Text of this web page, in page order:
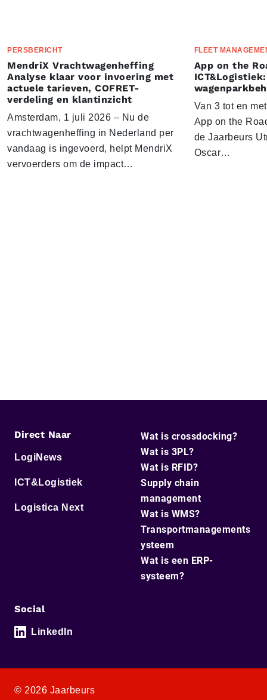
PERSBERICHT
MendriX Vrachtwagenheffing
Analyse klaar voor invoering met
actuele tarieven, COFRET-
verdeling en klantinzicht
Amsterdam, 1 juli 2026 – Nu de
vrachtwagenheffing in Nederland per
vandaag is ingevoerd, helpt MendriX
vervoerders om de impact…
FLEET
App on the
Van 3 tot en
App on the
de Jaarbeurs
Oscar…
Direct Naar
LogiNews
ICT&Logistiek
Logistica Next
Wat is crossdocking?
Wat is 3PL?
Wat is RFID?
Supply chain
management
Wat is WMS?
Transportmanagements
ysteem
Wat is een ERP-
systeem?
Social
LinkedIn
© 2026 Jaarbeurs